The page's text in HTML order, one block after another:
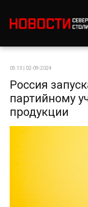
05:13 | 02-09-2024
Россия
партийному
продукции